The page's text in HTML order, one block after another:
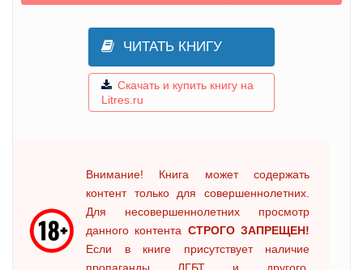
ЧИТАТЬ КНИГУ
Скачать и купить книгу на
Litres.ru
Внимание! Книга может содержать
контент только для совершеннолетних.
Для несовершеннолетних просмотр
данного контента СТРОГО ЗАПРЕЩЕН!
Если в книге присутствует наличие
пропаганды ЛГБТ и другого,